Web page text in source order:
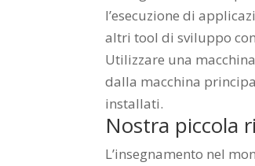
l’esecuzione di
altri tool di sviluppo
Utilizzare una
dalla macchina
installati.
Nostra piccola
L’insegnamento nel